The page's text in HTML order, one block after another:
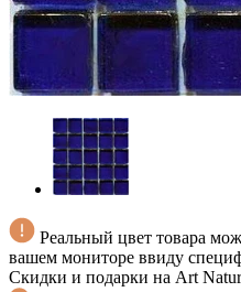
Реальный цвет товара
вашем мониторе ввиду
Скидки и подарки на Art